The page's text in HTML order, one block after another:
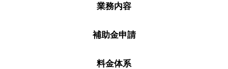
業務内容
補助金申請
料金体系